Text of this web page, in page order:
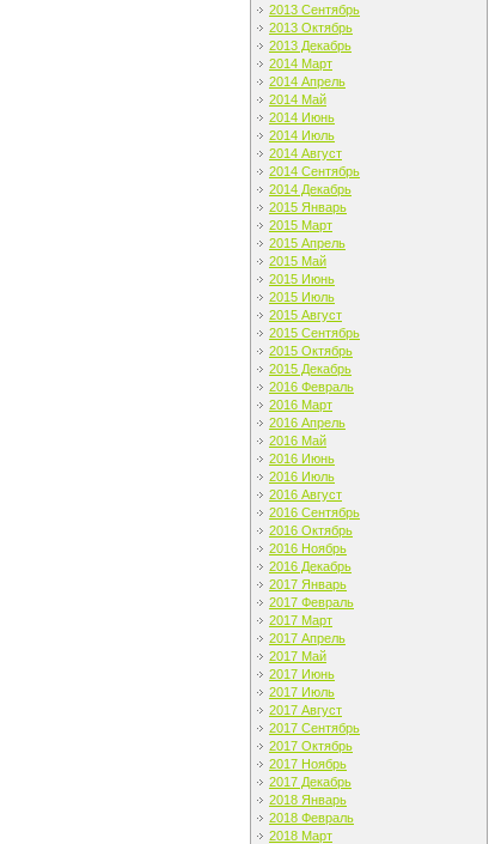
2013 Сентябрь
2013 Октябрь
2013 Декабрь
2014 Март
2014 Апрель
2014 Май
2014 Июнь
2014 Июль
2014 Август
2014 Сентябрь
2014 Декабрь
2015 Январь
2015 Март
2015 Апрель
2015 Май
2015 Июнь
2015 Июль
2015 Август
2015 Сентябрь
2015 Октябрь
2015 Декабрь
2016 Февраль
2016 Март
2016 Апрель
2016 Май
2016 Июнь
2016 Июль
2016 Август
2016 Сентябрь
2016 Октябрь
2016 Ноябрь
2016 Декабрь
2017 Январь
2017 Февраль
2017 Март
2017 Апрель
2017 Май
2017 Июнь
2017 Июль
2017 Август
2017 Сентябрь
2017 Октябрь
2017 Ноябрь
2017 Декабрь
2018 Январь
2018 Февраль
2018 Март